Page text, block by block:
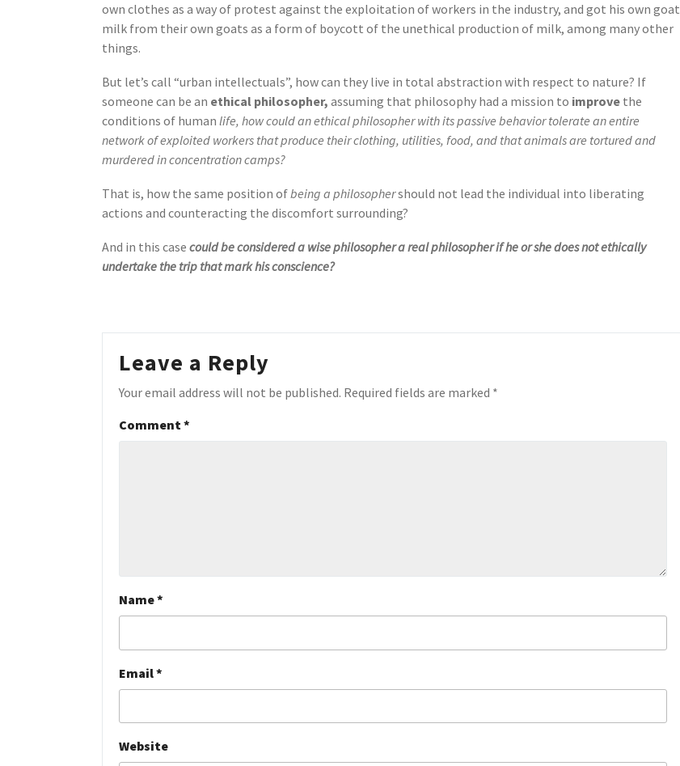
own clothes as a way of protest against the exploitation of workers in the industry, and got his own goat
milk from their own goats as a form of boycott of the unethical production of milk, among many other
things.
But let’s call “urban intellectuals”, how can they live in total abstraction with respect to nature? If
someone can be an ethical philosopher, assuming that philosophy had a mission to improve the
conditions of human life, how could an ethical philosopher with its passive behavior tolerate an entire
network of exploited workers that produce their clothing, utilities, food, and that animals are tortured and
murdered in concentration camps?
That is, how the same position ofbeing a philosophershould not lead the individual into liberating
actions and counteracting the discomfort surrounding?
And in this case could be considered a wise philosopher a real philosopher if he or she does not ethically
undertake the trip that mark his conscience?
Leave a Reply
Your email address will not be published. Required fields are marked *
Comment*
Name*
Email*
Website